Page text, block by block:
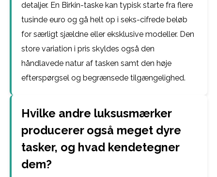
detaljer. En Birkin-taske kan typisk starte fra flere
tusinde euro og gå helt op i seks-cifrede beløb
for særligt sjældne eller eksklusive modeller. Den
store variation i pris skyldes også den
håndlavede natur af tasken samt den høje
efterspørgsel og begrænsede tilgængelighed.
Hvilke andre luksusmærker
producerer også meget dyre
tasker, og hvad kendetegner
dem?